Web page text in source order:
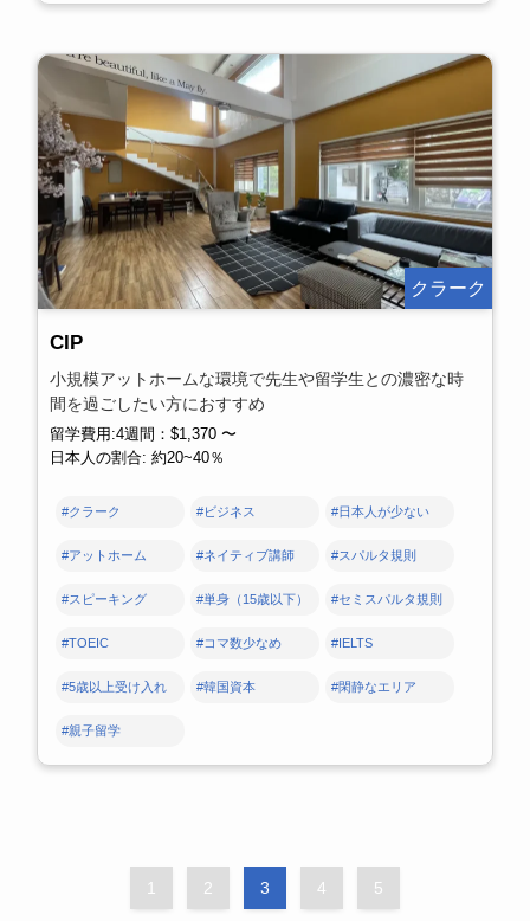
クラーク
CIP
小規模アットホームな環境で先生や留学生との濃密な時
間を過ごしたい方におすすめ
留学費用:4週間：$1,370 〜
日本人の割合: 約20~40％
#クラーク #ビジネス #日本人が少ない
#アットホーム #ネイティブ講師 #スパルタ規則
#スピーキング #単身（15歳以下） #セミスパルタ規則
#TOEIC #コマ数少なめ #IELTS
#5歳以上受け入れ #韓国資本 #閑静なエリア
#親子留学
1 2 3 4 5